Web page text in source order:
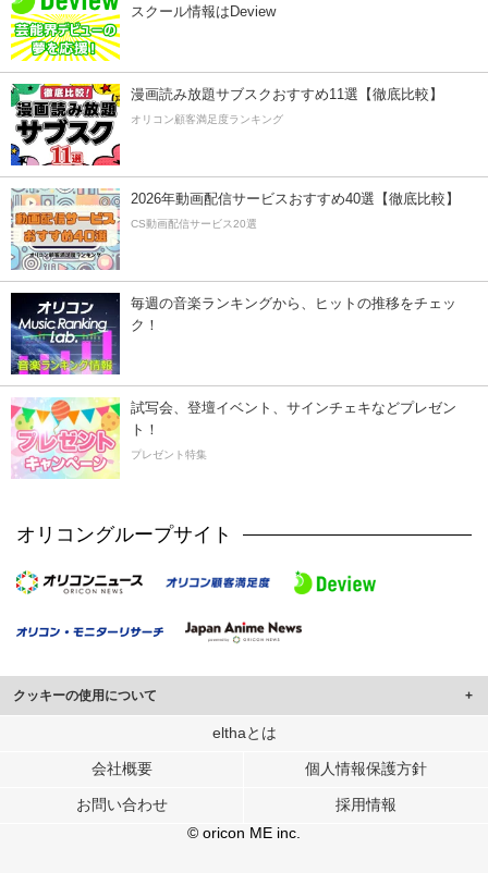
スクール情報はDeview
漫画読み放題サブスクおすすめ11選【徹底比較】
オリコン顧客満足度ランキング
2026年動画配信サービスおすすめ40選【徹底比較】
CS動画配信サービス20選
毎週の音楽ランキングから、ヒットの推移をチェッ
ク！
試写会、登壇イベント、サインチェキなどプレゼン
ト！
プレゼント特集
オリコングループサイト
クッキーの使用について
このサイトでは Cookie を使用して、ユーザーに合わせたコンテンツや広告の
行っています。
メディアや広告配信、データ解析の各パートナーに提供しています。
各パートナーは、この情報とユーザーが各パートナーに提供した他の情報や、
ユーザーが各パートナーのサービスを使用したときに収集した他の情報を組み
elthaとは
会社概要 個人情報保護方針
お問い合わせ
採用情報
© oricon ME inc.